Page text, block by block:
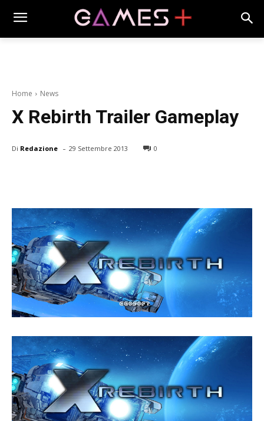
Home News
X Rebirth Trailer Gameplay
Di Redazione - 29 Settembre 2013 0